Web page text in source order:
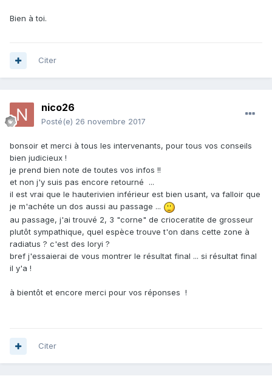
Bien à toi.
Citer
nico26
Posté(e) 26 novembre 2017
bonsoir et merci à tous les intervenants, pour tous vos conseils
bien judicieux !
je prend bien note de toutes vos infos !!
et non j'y suis pas encore retourné ...
il est vrai que le hauterivien inférieur est bien usant, va falloir que
je m'achéte un dos aussi au passage ...
au passage, j'ai trouvé 2, 3 "corne" de crioceratite de grosseur
plutôt sympathique, quel espèce trouve t'on dans cette zone à
radiatus ? c'est des loryi ?
bref j'essaierai de vous montrer le résultat final ... si résultat final
il y'a !
à bientôt et encore merci pour vos réponses !
Citer